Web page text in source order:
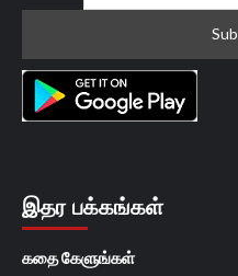
இதர பக்கங்கள்
கதை கேளுங்கள்